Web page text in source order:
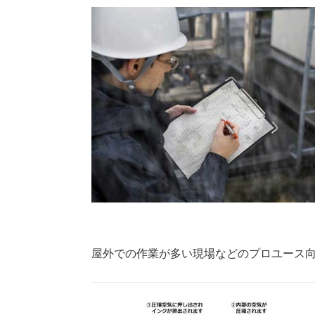
屋外での作業が多い現場などのプロユース